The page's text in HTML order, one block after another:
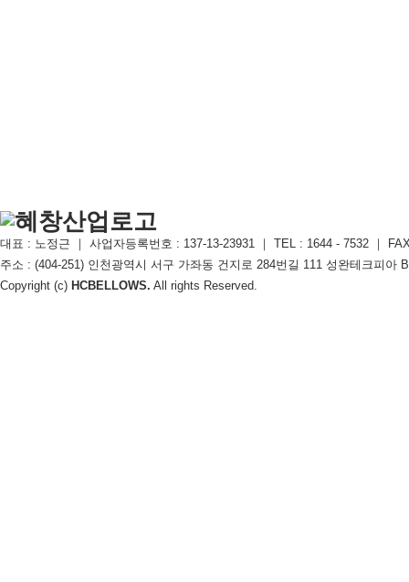
대표 : 노정근 ｜ 사업자등록번호 : 137-13-23931 ｜ TEL : 1644 - 7532 ｜
주소 : (404-251) 인천광역시 서구 가좌동 건지로 284번길 111 성완테크피아
Copyright (c) HCBELLOWS. All rights Reserved.